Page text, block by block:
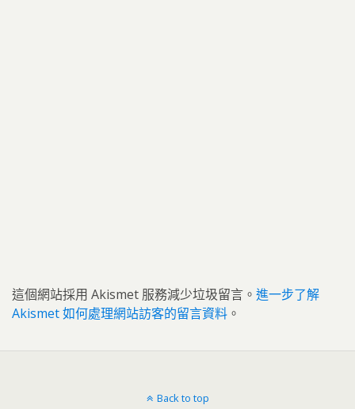
這個網站採用 Akismet 服務減少垃圾留言。 進一步了解
Akismet 如何處理網站訪客的留言資料 。
Back to top